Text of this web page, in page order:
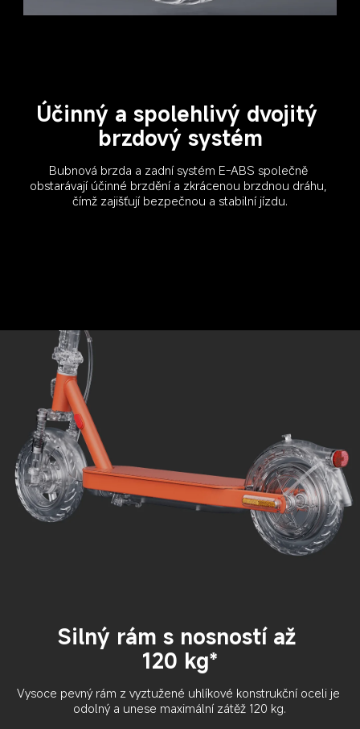
Účinný a spolehlivý dvojitý
brzdový systém
Bubnová brzda a zadní systém E-ABS společně
obstarávají účinné brzdění a zkrácenou brzdnou dráhu,
čímž zajišťují bezpečnou a stabilní jízdu.
Silný rám s nosností až
120 kg*
Vysoce pevný rám z vyztužené uhlíkové konstrukční oceli je
odolný a unese maximální zátěž 120 kg.